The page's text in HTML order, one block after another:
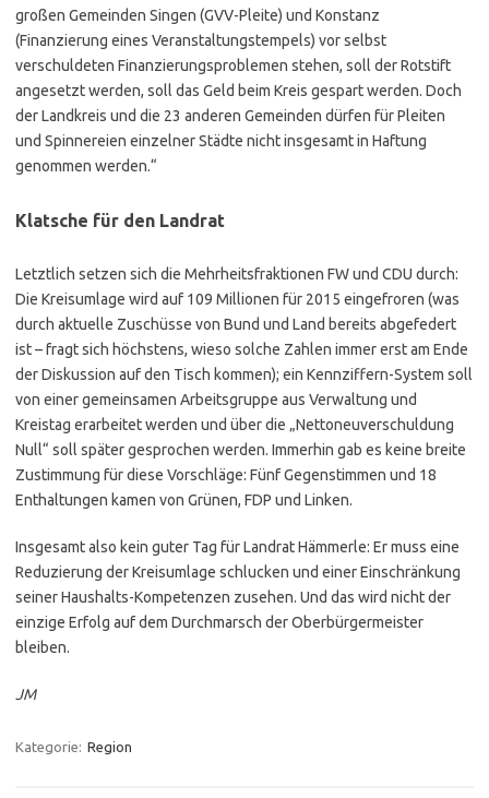
großen Gemeinden Singen (GVV-Pleite) und Konstanz
(Finanzierung eines Veranstaltungstempels) vor selbst
verschuldeten Finanzierungsproblemen stehen, soll der Rotstift
angesetzt werden, soll das Geld beim Kreis gespart werden. Doch
der Landkreis und die 23 anderen Gemeinden dürfen für Pleiten
und Spinnereien einzelner Städte nicht insgesamt in Haftung
genommen werden.“
Klatsche für den Landrat
Letztlich setzen sich die Mehrheitsfraktionen FW und CDU durch:
Die Kreisumlage wird auf 109 Millionen für 2015 eingefroren (was
durch aktuelle Zuschüsse von Bund und Land bereits abgefedert
ist – fragt sich höchstens, wieso solche Zahlen immer erst am Ende
der Diskussion auf den Tisch kommen); ein Kennziffern-System soll
von einer gemeinsamen Arbeitsgruppe aus Verwaltung und
Kreistag erarbeitet werden und über die „Nettoneuverschuldung
Null“ soll später gesprochen werden. Immerhin gab es keine breite
Zustimmung für diese Vorschläge: Fünf Gegenstimmen und 18
Enthaltungen kamen von Grünen, FDP und Linken.
Insgesamt also kein guter Tag für Landrat Hämmerle: Er muss eine
Reduzierung der Kreisumlage schlucken und einer Einschränkung
seiner Haushalts-Kompetenzen zusehen. Und das wird nicht der
einzige Erfolg auf dem Durchmarsch der Oberbürgermeister
bleiben.
JM
Kategorie: Region